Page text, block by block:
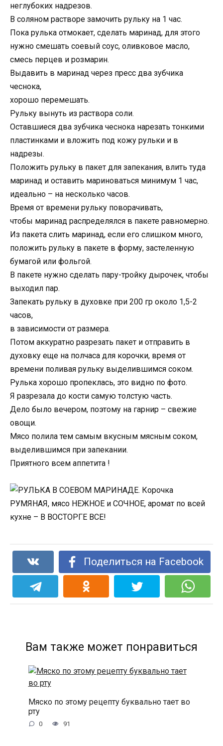
неглубоких надрезов.
В соляном растворе замочить рульку на 1 час.
Пока рулька отмокает, сделать маринад, для этого
нужно смешать соевый соус, оливковое масло,
смесь перцев и розмарин.
Выдавить в маринад через пресс два зубчика
чеснока,
хорошо перемешать.
Рульку вынуть из раствора соли.
Оставшиеся два зубчика чеснока нарезать тонкими
пластинками и вложить под кожу рульки и в
надрезы.
Положить рульку в пакет для запекания, влить туда
маринад и оставить мариноваться минимум 1 час,
идеально – на несколько часов.
Время от времени рульку поворачивать,
чтобы маринад распределялся в пакете равномерно.
Из пакета слить маринад, если его слишком много,
положить рульку в пакете в форму, застеленную
бумагой или фольгой.
В пакете нужно сделать пару-тройку дырочек, чтобы
выходил пар.
Запекать рульку в духовке при 200 гр около 1,5-2
часов,
в зависимости от размера.
Потом аккуратно разрезать пакет и отправить в
духовку еще на полчаса для корочки, время от
времени поливая рульку выделившимся соком.
Рулька хорошо пропеклась, это видно по фото.
Я разрезала до кости самую толстую часть.
Дело было вечером, поэтому на гарнир – свежие
овощи.
Мясо полила тем самым вкусным мясным соком,
выделившимся при запекании.
Приятного всем аппетита !
Поделиться на Facebook
Вам также может понравиться
Мяско по этому рецепту буквально тает во
рту
0 91